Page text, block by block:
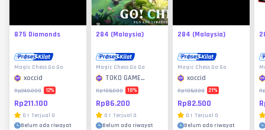
875 Diamonds
Magic Chess Go Go
xoccid
Rp240.000 12%
Rp211.100
0 | Terjual 0
Belum ada riwayat
284 (Malaysia)
Magic Chess Go Go
TOKO GAME
MURAH
Rp105.000 18%
Rp86.200
0 | Terjual 0
Belum ada riwayat
284 (Malaysia)
Magic Chess Go Go
xoccid
Rp105.000 21%
Rp82.500
0 | Terjual 0
Belum ada riwayat